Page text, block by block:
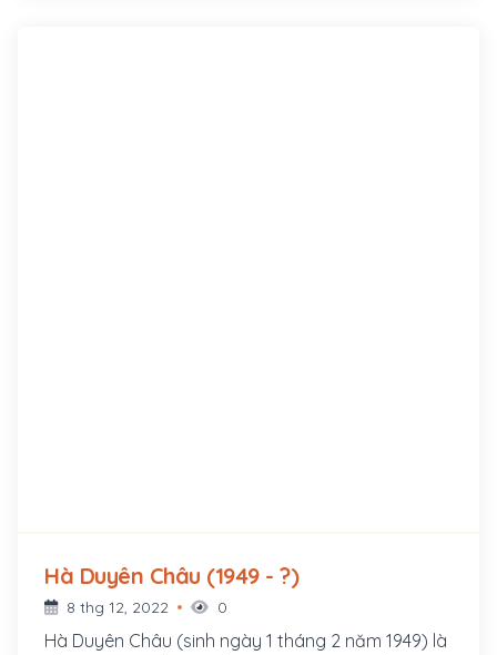
Hà Duyên Châu (1949 - ?)
8 thg 12, 2022 0
Hà Duyên Châu (sinh ngày 1 tháng 2 năm 1949) là